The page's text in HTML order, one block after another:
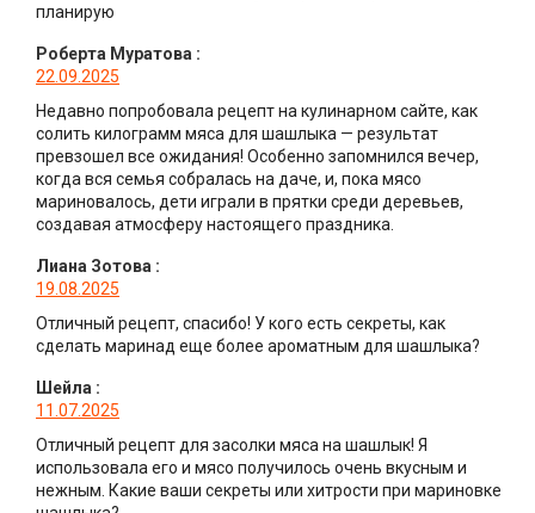
планирую
Роберта Муратова :
22.09.2025
Недавно попробовала рецепт на кулинарном сайте, как
солить килограмм мяса для шашлыка — результат
превзошел все ожидания! Особенно запомнился вечер,
когда вся семья собралась на даче, и, пока мясо
мариновалось, дети играли в прятки среди деревьев,
создавая атмосферу настоящего праздника.
Лиана Зотова :
19.08.2025
Отличный рецепт, спасибо! У кого есть секреты, как
сделать маринад еще более ароматным для шашлыка?
Шейла :
11.07.2025
Отличный рецепт для засолки мяса на шашлык! Я
использовала его и мясо получилось очень вкусным и
нежным. Какие ваши секреты или хитрости при мариновке